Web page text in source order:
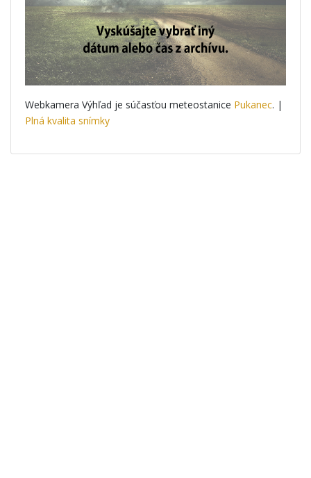
Webkamera Výhľad je súčasťou meteostanice Pukanec. |
Plná kvalita snímky